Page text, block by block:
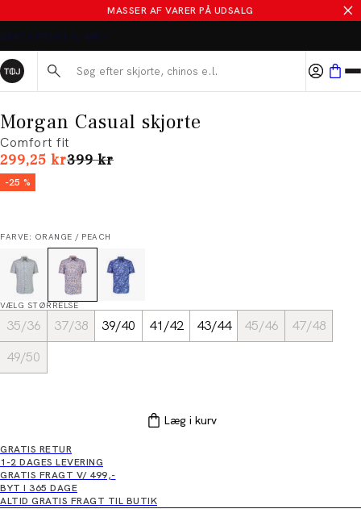
MASSER AF VARER PÅ UDSALG
Søg her...
Morgan Casual skjorte
Comfort fit
299,25 krI alt (uden rabat)
399 kr
-25 %
FARVE: ORANGE / PEACH
VÆLG STØRRELSE
35/36 37/38 39/40 41/42 43/44 45/46
47/48
49/50
Læg i kurv
GRATIS RETUR
1-2 DAGES LEVERING
GRATIS FRAGT V/ 499,-
BYT I 365 DAGE
ALTID GRATIS FRAGT TIL BUTIK